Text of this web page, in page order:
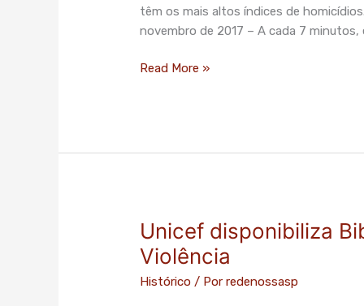
têm os mais altos índices de
novembro de 2017 – A cada 7 minutos,
Read More »
Unicef disponibiliza
Violência
Histórico / Porredenossasp
Unicef
disponibiliza
Biblioteca
Digital